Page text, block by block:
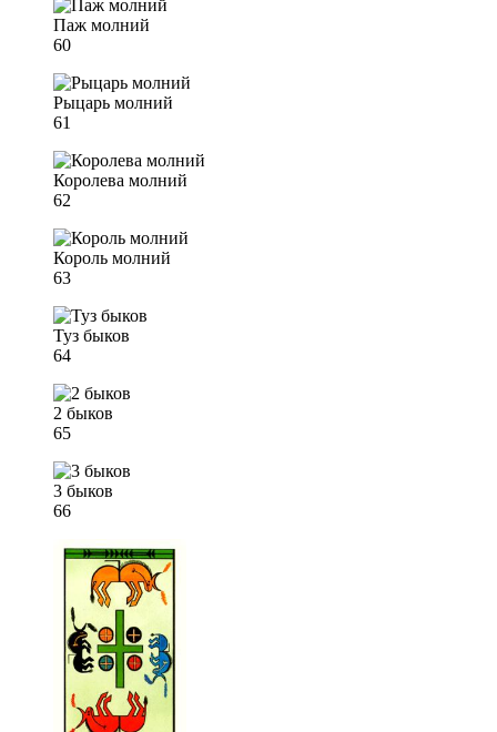
Паж молний
60
Рыцарь молний
61
Королева молний
62
Король молний
63
Туз быков
64
2 быков
65
3 быков
66